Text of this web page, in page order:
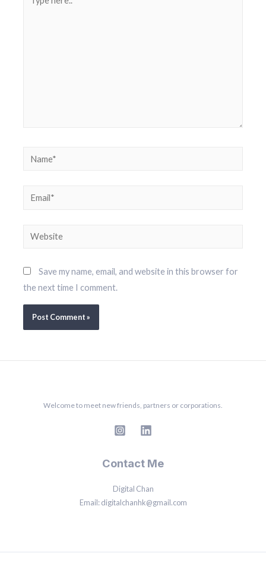
here..
Name*
Email*
Website
Save my name, email, and website in this browser for
the next time I comment.
Welcome to meet new friends, partners or corporations.
Contact Me
Digital Chan
Email: digitalchanhk@gmail.com